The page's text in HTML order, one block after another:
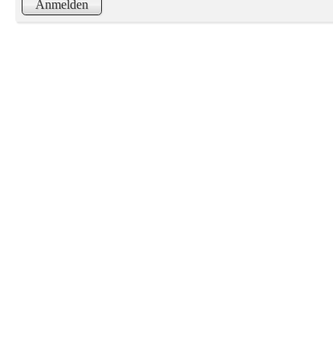
Anmelden